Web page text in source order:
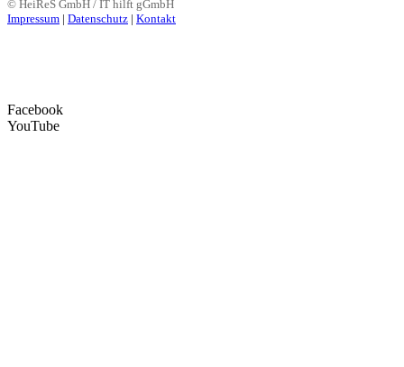
© HeiReS GmbH / IT hilft gGmbH
Impressum | Datenschutz | Kontakt
Facebook
YouTube